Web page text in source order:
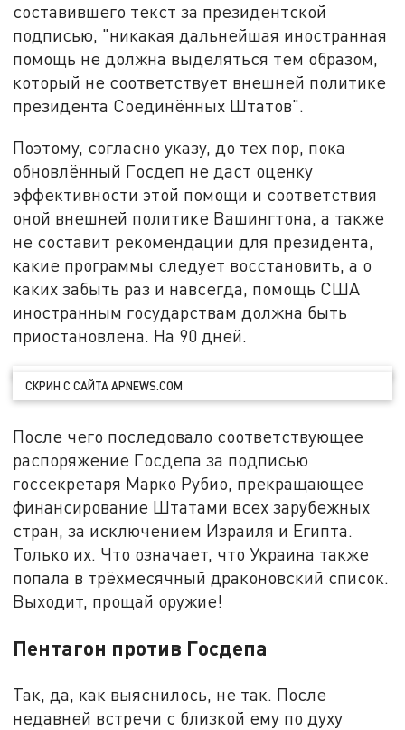
составившего текст за президентской
подписью, "никакая дальнейшая иностранная
помощь не должна выделяться тем образом,
который не соответствует внешней политике
президента Соединённых Штатов".
Поэтому, согласно указу, до тех пор, пока
обновлённый Госдеп не даст оценку
эффективности этой помощи и соответствия
оной внешней политике Вашингтона, а также
не составит рекомендации для президента,
какие программы следует восстановить, а о
каких забыть раз и навсегда, помощь США
иностранным государствам должна быть
приостановлена. На 90 дней.
CКРИН С САЙТА APNEWS.COM
После чего последовало соответствующее
распоряжение Госдепа за подписью
госсекретаря Марко Рубио, прекращающее
финансирование Штатами всех зарубежных
стран, за исключением Израиля и Египта.
Только их. Что означает, что Украина также
попала в трёхмесячный драконовский список.
Выходит, прощай оружие!
Пентагон против Госдепа
Так, да, как выяснилось, не так. После
недавней встречи с близкой ему по духу